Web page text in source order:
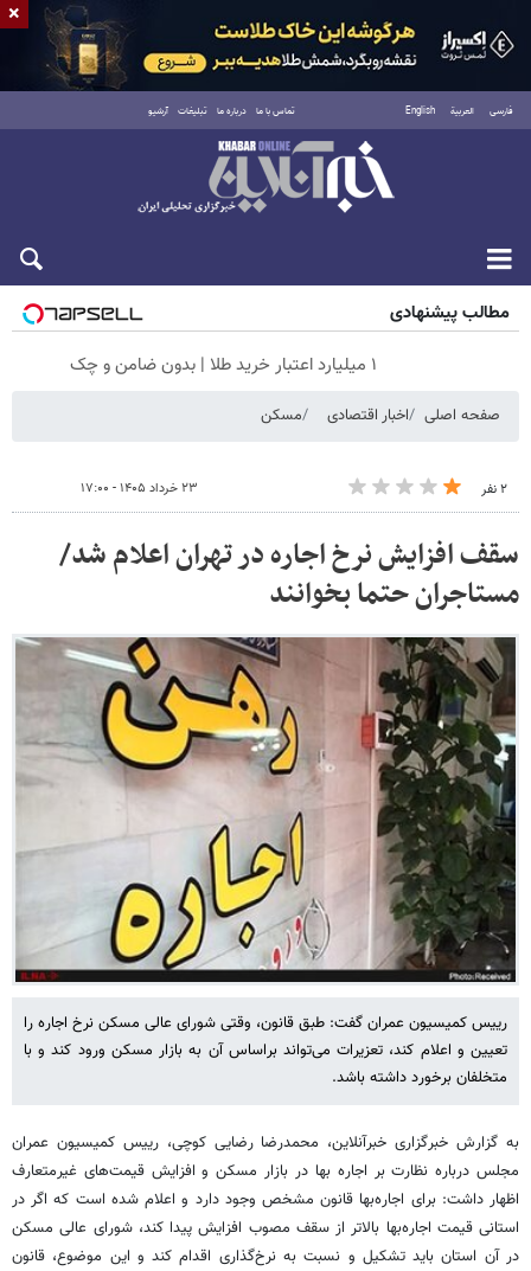
فارسی العربية English تماس با ما درباره ما تبلیغات آرشیو
شنبه ۱۷ مرداد ۱۴۰۵
مطالب پیشنهادی
۱ میلیارد اعتبار خرید طلا | بدون ضامن و چک
صفحه اصلی اخبار اقتصادی مسکن
۲ نفر ۲۳ خرداد ۱۴۰۵ - ۱۷:۰۰
سقف افزایش نرخ اجاره در تهران اعلام شد/
مستاجران حتما بخوانند
رییس کمیسیون عمران گفت: طبق قانون، وقتی شورای عالی مسکن نرخ اجاره‌ را
تعیین و اعلام کند، تعزیرات می‌تواند براساس آن به بازار مسکن ورود کند و با
متخلفان برخورد داشته باشد.
به گزارش خبرگزاری خبرآنلاین، محمدرضا رضایی کوچی، رییس کمیسیون عمران
مجلس درباره نظارت بر اجاره بها در بازار مسکن و افزایش قیمت‌های غیرمتعارف
اظهار داشت: برای اجاره‌بها قانون مشخص وجود دارد و اعلام شده است که اگر در
استانی قیمت اجاره‌بها بالاتر از سقف مصوب افزایش پیدا کند، شورای عالی مسکن
در آن استان باید تشکیل و نسبت به نرخ‌گذاری اقدام کند و این موضوع، قانون
×